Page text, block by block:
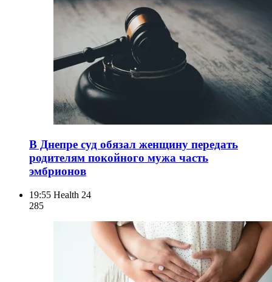
В Днепре суд обязал женщину передать
родителям покойного мужа часть
эмбрионов
19:55 Health 24
285